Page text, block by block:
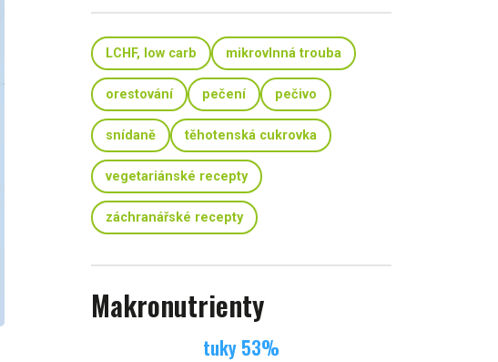
LCHF, low carb mikrovlnná trouba
orestování pečení pečivo
snídaně těhotenská cukrovka
vegetariánské recepty
záchranářské recepty
Makronutrienty
tuky 53%